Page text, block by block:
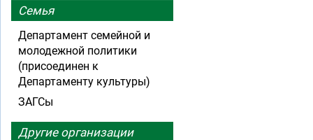
Семья
Департамент семейной и
молодежной политики
(присоединен к
Департаменту культуры)
ЗАГСы
Другие организации